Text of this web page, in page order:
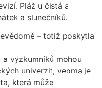
Pláž u čistá a
a slunečníků.
– totiž poskytla
a výzkumníků mohou
univerzit, veoma je
která může